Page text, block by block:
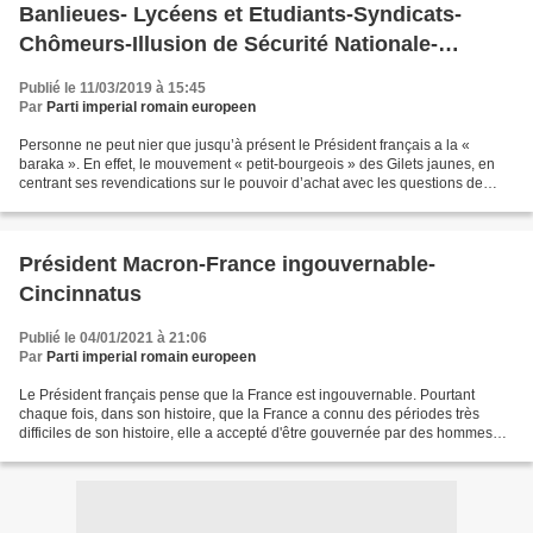
Banlieues- Lycéens et Etudiants-Syndicats-
Chômeurs-Illusion de Sécurité Nationale-
Effectifs insuffisants.
Publié le 11/03/2019 à 15:45
Par Parti imperial romain europeen
Personne ne peut nier que jusqu’à présent le Président français a la «
baraka ». En effet, le mouvement « petit-bourgeois » des Gilets jaunes, en
centrant ses revendications sur le pouvoir d’achat avec les questions de
Président Macron-France ingouvernable-
Cincinnatus
Publié le 04/01/2021 à 21:06
Par Parti imperial romain europeen
Le Président français pense que la France est ingouvernable. Pourtant
chaque fois, dans son histoire, que la France a connu des périodes très
difficiles de son histoire, elle a accepté d'être gouvernée par des hommes